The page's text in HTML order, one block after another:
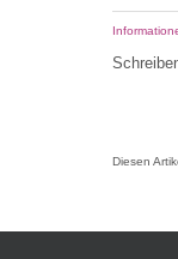
Diesen